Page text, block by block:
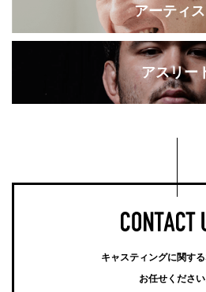
アーティス
アスリー
キャスティングに関する
お任せください